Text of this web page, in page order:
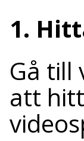
1.
Gå till
att